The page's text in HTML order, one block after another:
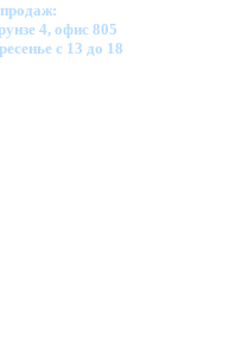
4, офис 805
с 13 до 18